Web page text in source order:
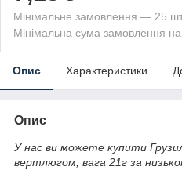
Мінімальне замовлення — 25
Мінімальна сума замовлення
Опис Характеристики
Опис
У нас ви можете купити
вертлюгом, вага 21г за